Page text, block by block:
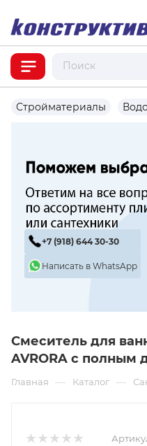
Стройматериалы
+7 (918) 644 30-30
Написать в WhatsApp
Смеситель для
AVRORA с
Главная — Каталог —